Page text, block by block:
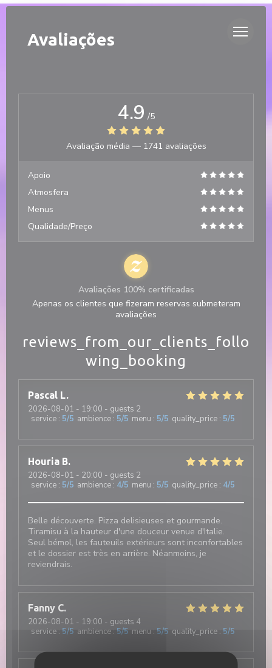
Painel de Gerenciamento de Cookies
DUETTO
Avaliações
reviews_from_our_clients_follo
wing_booking
Pascal L
2026-08-01 - 19:00 - guests 2
service : 5/5 ambience : 5/5 menu : 5/5 quality_price : 5/5
Houria B
2026-08-01 - 20:00 - guests 2
service : 5/5 ambience : 4/5 menu : 5/5 quality_price : 4/5
Belle découverte. Pizza delisieuses et gourmande.
Tiramisu à la hauteur d'une douceur venue d'Italie.
Seul bémol, les fauteuils extérieurs sont inconfortables
et le dossier est très en arrière. Néanmoins, je
reviendrais.
Fanny C
2026-08-01 - 19:00 - guests 4
service : 5/5 ambience : 5/5 menu : 5/5 quality_price : 5/5
4.9 /5
Avaliação média — 1741 avaliações
Apoio
Atmosfera
Menus
Qualidade/Preço
Avaliações 100% certificadas
Apenas os clientes que fizeram reservas submeteram
avaliações